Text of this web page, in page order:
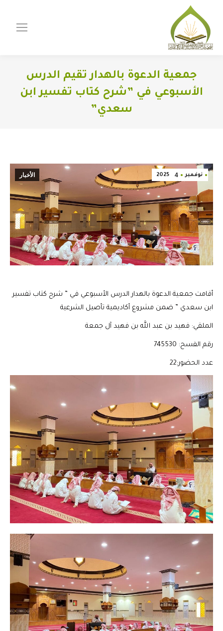
جمعية الدعوة بالهدار تقيم الدرس
الأسبوعي في ”شرح كتاب تفسير ابن
سعدي”
نوفمبر 4
2025 الأخبار
أقامت جمعية الدعوة بالهدار الدرس الأسبوعي في ” شرح كتاب تفسير
ابن سعدي ” ضمن مشروع أكاديمية تأصيل الشرعية
الملقي: فهيد بن عبد الله بن فهيد آل جمعة
رقم الفسح: 745530
عدد الحضور:22